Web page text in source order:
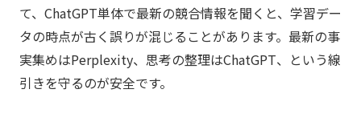
て、ChatGPT単体で最新の競合情報を聞くと、学習デー
タの時点が古く誤りが混じることがあります。最新の事
実集めはPerplexity、思考の整理はChatGPT、という線
引きを守るのが安全です。